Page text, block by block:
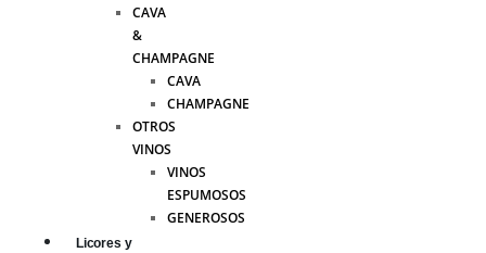
CAVA
&
CHAMPAGNE
CAVA
CHAMPAGNE
OTROS
VINOS
VINOS
ESPUMOSOS
GENEROSOS
Licores y